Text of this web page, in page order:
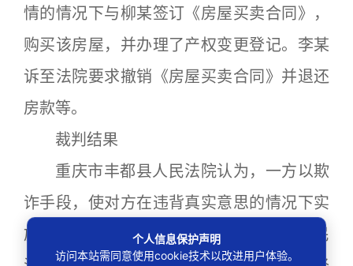
情的情况下与柳某签订《房屋买卖合同》，
购买该房屋，并办理了产权变更登记。李某
诉至法院要求撤销《房屋买卖合同》并退还
房款等。
裁判结果
重庆市丰都县人民法院认为，一方以欺
诈手段，使对方在违背真实意思的情况下实
施的民事法律行为，受欺诈方有权请求人民
个人信息保护声明
访问本站需同意使用cookie技术以改进用户体验。